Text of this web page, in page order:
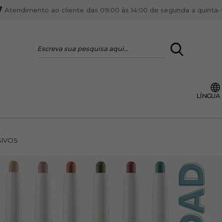
LOGIN
ficar por dentro
Atendimento ao cliente das 09:00 às 14:00 de segunda a
LÍNGUA